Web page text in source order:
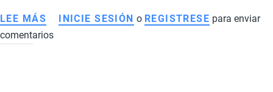
LEE MÁS SOBRE
CAF
INICIE SESIÓN o REGISTRESE para enviar
comentarios